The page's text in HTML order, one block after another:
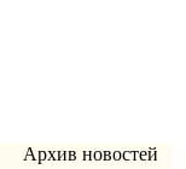
Архив новостей